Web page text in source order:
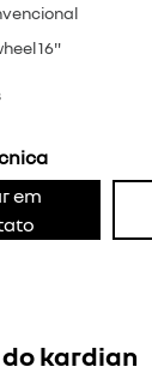
16"
em
kardian